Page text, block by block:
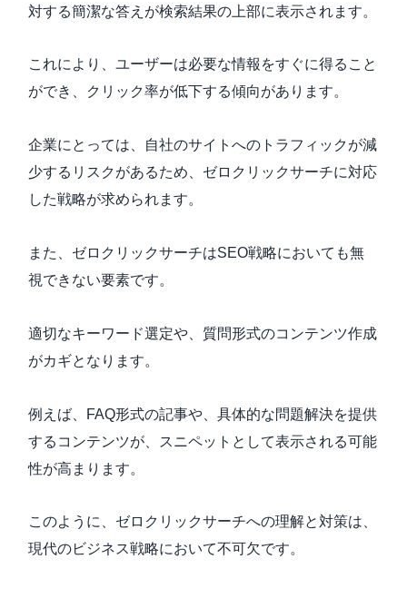
対する簡潔な答えが検索結果の上部に表示されます。
これにより、ユーザーは必要な情報をすぐに得ること
ができ、クリック率が低下する傾向があります。
企業にとっては、自社のサイトへのトラフィックが減
少するリスクがあるため、ゼロクリックサーチに対応
した戦略が求められます。
また、ゼロクリックサーチはSEO戦略においても無
視できない要素です。
適切なキーワード選定や、質問形式のコンテンツ作成
がカギとなります。
例えば、FAQ形式の記事や、具体的な問題解決を提供
するコンテンツが、スニペットとして表示される可能
性が高まります。
このように、ゼロクリックサーチへの理解と対策は、
現代のビジネス戦略において不可欠です。